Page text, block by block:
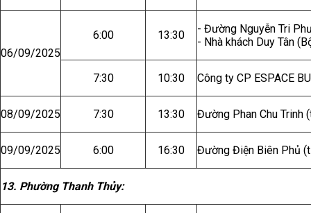
06/09/2025
6:00 13:30
- Đường Nguyễn Tri
- Nhà khách Duy Tân
7:30 10:30 Công ty CP ESPACE
08/09/2025 7:30 13:30 Đường Phan Chu Trinh
09/09/2025 6:00 16:30 Đường Điện Biên Phủ
13. Phường Thanh Thủy: